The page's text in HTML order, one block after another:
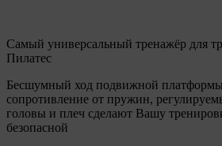
Самый универсальный тренажёр для
Пилатес
Бесшумный ход подвижной
сопротивление от пружин,
головы и плеч сделают Вашу
безопасной